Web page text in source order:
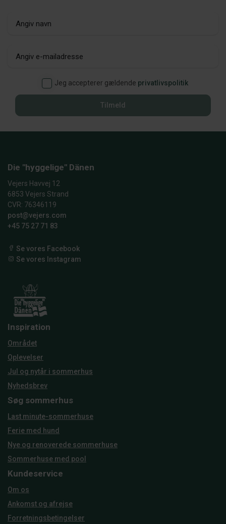
Jeg accepterer gældende privatlivspolitik
Tilmeld
Die "hyggelige" Dänen
Vejers Havvej 12
6853 Vejers Strand
CVR: 76346119
post@vejers.com
+45 75 27 71 83
Se vores Facebook
Se vores Instagram
Inspiration
Området
Oplevelser
Jul og nytår i sommerhus
Nyhedsbrev
Søg sommerhus
Last minute-sommerhuse
Ferie med hund
Nye og renoverede sommerhuse
Sommerhuse med pool
Kundeservice
Om os
Ankomst og afrejse
Forretningsbetingelser